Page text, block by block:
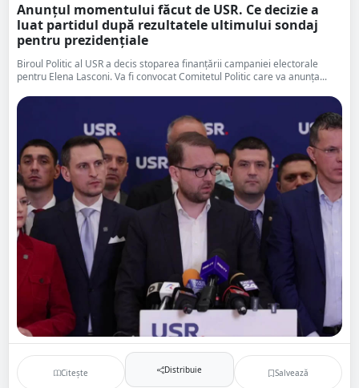
Anunțul momentului făcut de USR. Ce decizie a
luat partidul după rezultatele ultimului sondaj
pentru prezidențiale
Biroul Politic al USR a decis stoparea finanțării campaniei electorale
pentru Elena Lasconi. Va fi convocat Comitetul Politic care va anunța...
Citește Distribuie Salvează